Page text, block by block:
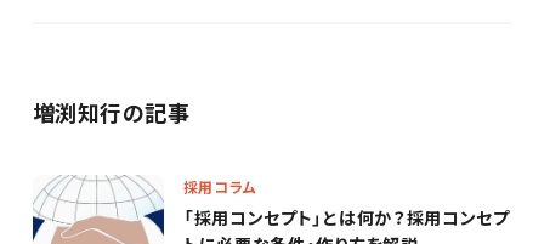
増渕知行の記事
採用コラム
「採用コンセプト」とは何か？採用コンセプ